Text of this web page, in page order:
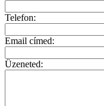
Telefon:
Email címed:
Üzeneted: